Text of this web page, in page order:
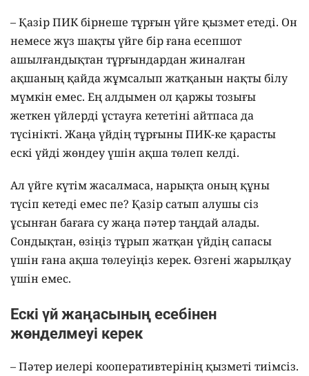
– Қазір ПИК бірнеше тұрғын үйге қызмет етеді. Он
немесе жүз шақты үйге бір ғана есепшот
ашылғандықтан тұрғындардан жиналған
ақшаның қайда жұмсалып жатқанын нақты білу
мүмкін емес. Ең алдымен ол қаржы тозығы
жеткен үйлерді ұстауға кететіні айтпаса да
түсінікті. Жаңа үйдің тұрғыны ПИК-ке қарасты
ескі үйді жөндеу үшін ақша төлеп келді.
Ал үйге күтім жасалмаса, нарықта оның құны
түсіп кетеді емес пе? Қазір сатып алушы сіз
ұсынған бағаға су жаңа пәтер таңдай алады.
Сондықтан, өзіңіз тұрып жатқан үйдің сапасы
үшін ғана ақша төлеуіңіз керек. Өзгені жарылқау
үшін емес.
Ескі үй жаңасының есебінен
жөнделмеуі керек
– Пәтер иелері кооперативтерінің қызметі тиімсіз.